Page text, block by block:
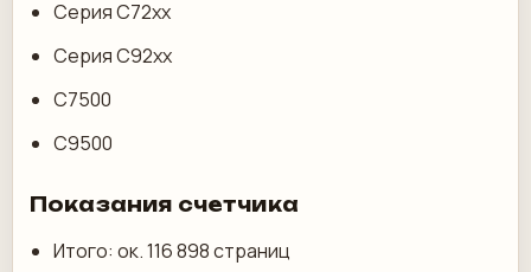
Серия C72xx
Серия C92xx
С7500
С9500
Показания счетчика
Итого: ок. 116 898 страниц